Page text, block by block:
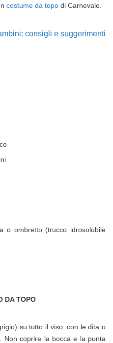
costume da topo di Carnevale.
consigli e suggerimenti
o ombretto (trucco idrosolubile
DA TOPO
su tutto il viso, con le dita o
Non coprire la bocca e la punta